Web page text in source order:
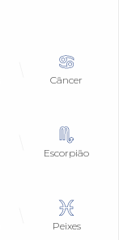
Câncer
Escorpião
Peixes